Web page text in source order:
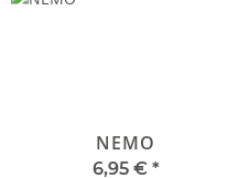
NEMO
6,95 € *